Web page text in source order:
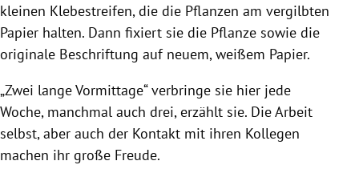
kleinen Klebestreifen, die die Pflanzen am vergilbten
Papier halten. Dann fixiert sie die Pflanze sowie die
originale Beschriftung auf neuem, weißem Papier.
„Zwei lange Vormittage“ verbringe sie hier jede
Woche, manchmal auch drei, erzählt sie. Die Arbeit
selbst, aber auch der Kontakt mit ihren Kollegen
machen ihr große Freude.